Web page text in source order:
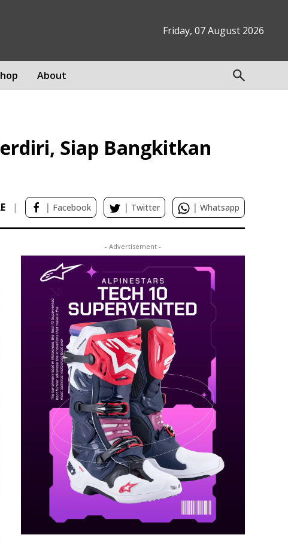
Friday, 07 August 2026
About
Siap Bangkitkan
| | Facebook | Twitter | Whatsapp
- Advertisement -